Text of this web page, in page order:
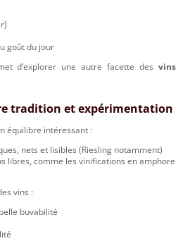
goût du jour
d’explorer une autre facette des vins
tradition et expérimentation
équilibre intéressant :
nets et lisibles (Riesling notamment)
libres, comme les vinifications en amphore
vins :
buvabilité